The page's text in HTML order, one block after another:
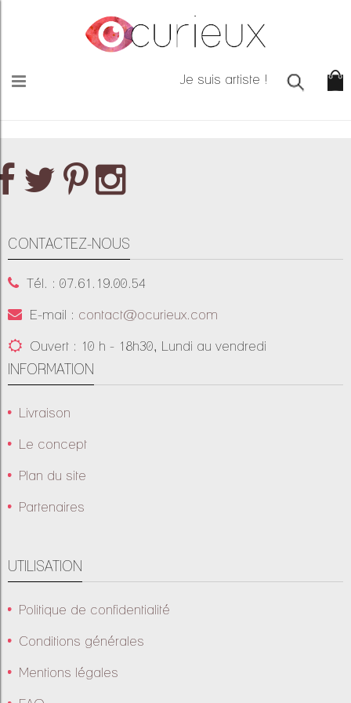
Je suis artiste !
CONTACTEZ-NOUS
Tél. : 07.61.19.00.54
E-mail : contact@ocurieux.com
Ouvert : 10 h - 18h30, Lundi au vendredi
INFORMATION
Livraison
Le concept
Plan du site
Partenaires
UTILISATION
Politique de confidentialité
Conditions générales
Mentions légales